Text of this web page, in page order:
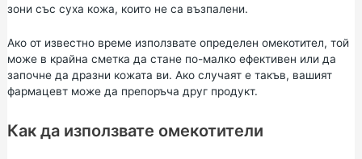
зони със суха кожа, които не са възпалени.
Ако от известно време използвате определен омекотител, той
може в крайна сметка да стане по-малко ефективен или да
започне да дразни кожата ви. Ако случаят е такъв, вашият
фармацевт може да препоръча друг продукт.
Как да използвате омекотители